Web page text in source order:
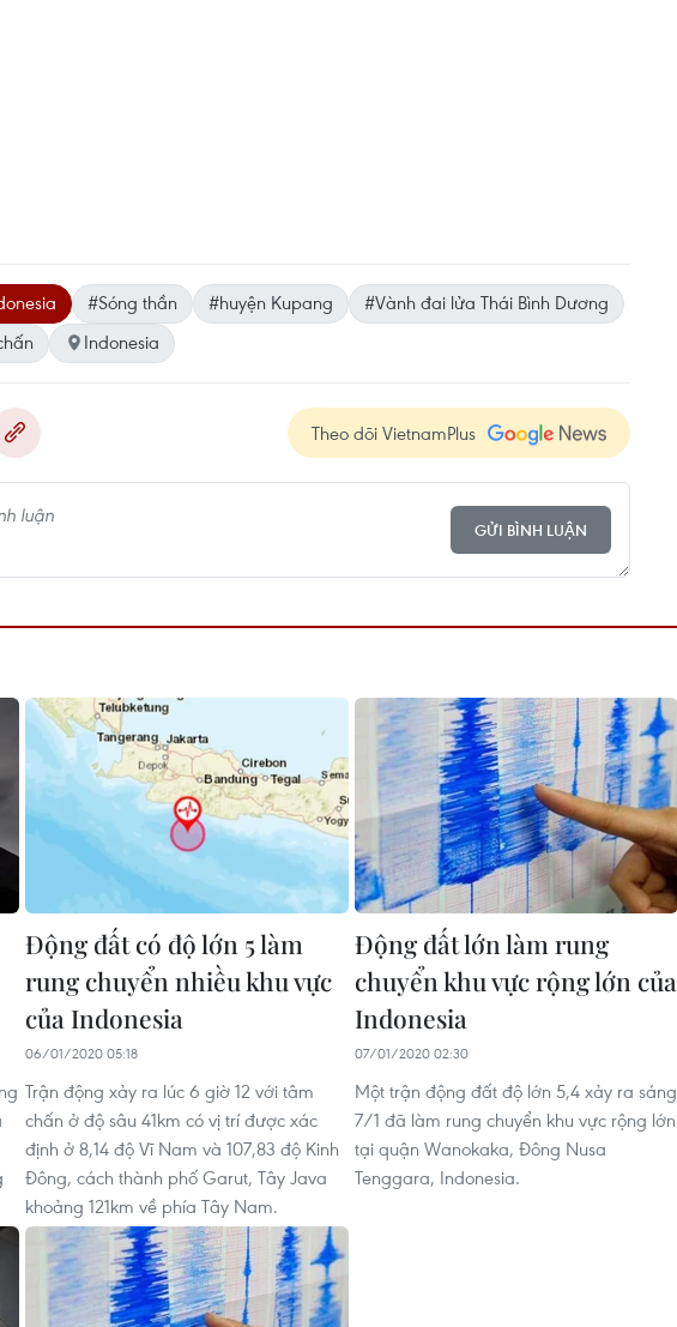
#Sóng thần #huyện Kupang
#Vành đai lửa Thái Bình Dương
Indonesia
Theo dõi VietnamPlus
GỬI BÌNH LUẬN
Động đất có độ lớn 5 làm
rung chuyển nhiều khu vực
của Indonesia
06/01/2020 05:18
Trận động xảy ra lúc 6 giờ 12 với tâm
chấn ở độ sâu 41km có vị trí được xác
định ở 8,14 độ Vĩ Nam và 107,83 độ Kinh
Đông, cách thành phố Garut, Tây Java
khoảng 121km về phía Tây Nam.
Động đất lớn làm rung
chuyển khu vực rộng lớn của
Indonesia
07/01/2020 02:30
Một trận động đất độ lớn 5,4 xảy ra sáng
7/1 đã làm rung chuyển khu vực rộng lớn
tại quận Wanokaka, Đông Nusa
Tenggara, Indonesia.